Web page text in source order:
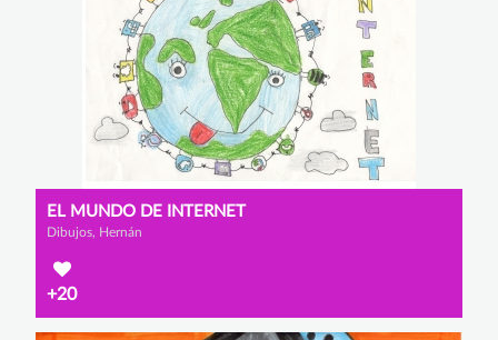
EL MUNDO DE INTERNET
Dibujos, Hernán
+20